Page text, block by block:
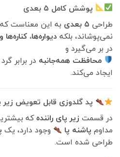
پوشش کامل ۵ بعدی
طراحی ۵ بعدی
به این معناست
نمی‌پوشاند، بلکه دیواره‌ها،
در بر می‌گیرد و
محافظت همه‌جانبه در برابر
ایجاد می‌کند.
پد گلدوزی قابل تعویض زیر
در قسمت زیر پای رانندهکه
مداوم پاشنه پا وجود دارد، یک
طراحی شده است.